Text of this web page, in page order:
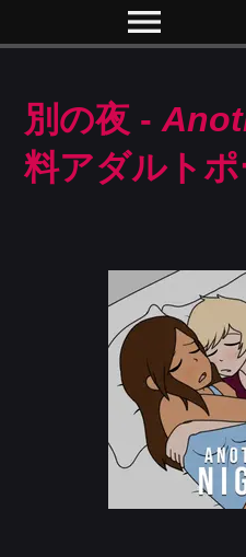
menu
別の夜 -
料アダルト